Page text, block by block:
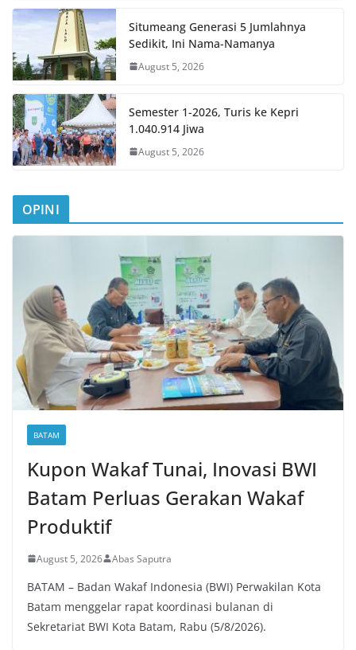
Situmeang Generasi 5 Jumlahnya
Sedikit, Ini Nama-Namanya
August 5, 2026
Semester 1-2026, Turis ke Kepri
1.040.914 Jiwa
August 5, 2026
OPINI
BATAM
Kupon Wakaf Tunai, Inovasi BWI
Batam Perluas Gerakan Wakaf
Produktif
August 5, 2026 Abas Saputra
BATAM – Badan Wakaf Indonesia (BWI) Perwakilan Kota
Batam menggelar rapat koordinasi bulanan di
Sekretariat BWI Kota Batam, Rabu (5/8/2026).